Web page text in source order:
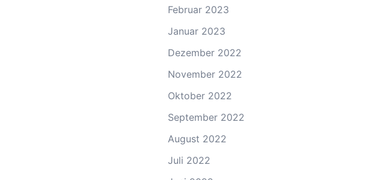
Februar 2023
Januar 2023
Dezember 2022
November 2022
Oktober 2022
September 2022
August 2022
Juli 2022